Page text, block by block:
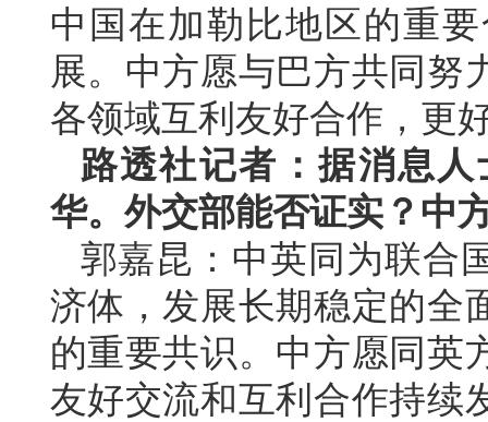
中国在加勒比地区的重
展。中方愿与巴方共同努
各领域互利友好合作，更
路透社记者：据消息
华。外交部能否证实？中
郭嘉昆：中英同为联合
济体，发展长期稳定的全
的重要共识。中方愿同英
友好交流和互利合作持续